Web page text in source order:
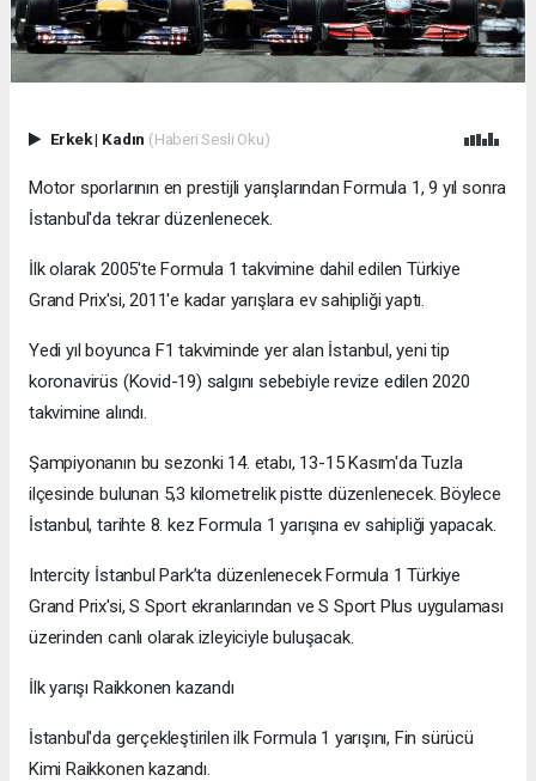
Erkek| Kadın (Haberi Sesli Oku)
Motor sporlarının en prestijli yarışlarından Formula 1, 9 yıl sonra
İstanbul'da tekrar düzenlenecek.
İlk olarak 2005'te Formula 1 takvimine dahil edilen Türkiye
Grand Prix'si, 2011'e kadar yarışlara ev sahipliği yaptı.
Yedi yıl boyunca F1 takviminde yer alan İstanbul, yeni tip
koronavirüs (Kovid-19) salgını sebebiyle revize edilen 2020
takvimine alındı.
Şampiyonanın bu sezonki 14. etabı, 13-15 Kasım'da Tuzla
ilçesinde bulunan 5,3 kilometrelik pistte düzenlenecek. Böylece
İstanbul, tarihte 8. kez Formula 1 yarışına ev sahipliği yapacak.
Intercity İstanbul Park’ta düzenlenecek Formula 1 Türkiye
Grand Prix'si, S Sport ekranlarından ve S Sport Plus uygulaması
üzerinden canlı olarak izleyiciyle buluşacak.
İlk yarışı Raikkonen kazandı
İstanbul'da gerçekleştirilen ilk Formula 1 yarışını, Fin sürücü
Kimi Raikkonen kazandı.